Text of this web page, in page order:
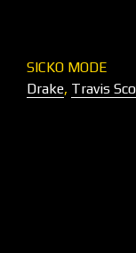
SICKO MODE
Drake, Travis